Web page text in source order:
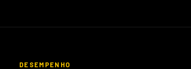
DESEMPENHO